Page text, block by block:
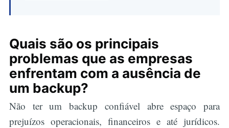
Quais são os principais
problemas que as empresas
enfrentam com a ausência de
um backup?
Não ter um backup confiável abre espaço para
prejuízos operacionais, financeiros e até jurídicos.